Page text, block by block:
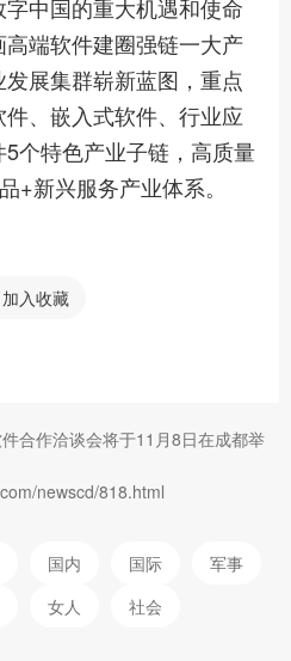
中国的重大机遇和使命
端软件建圈强链一大产
展集群崭新蓝图，重点
、嵌入式软件、行业应
个特色产业子链，高质量
+新兴服务产业体系。
加入收藏
合作洽谈会将于11月8日在成都举
newscd/818.html
国内 国际
军事
女人 社会